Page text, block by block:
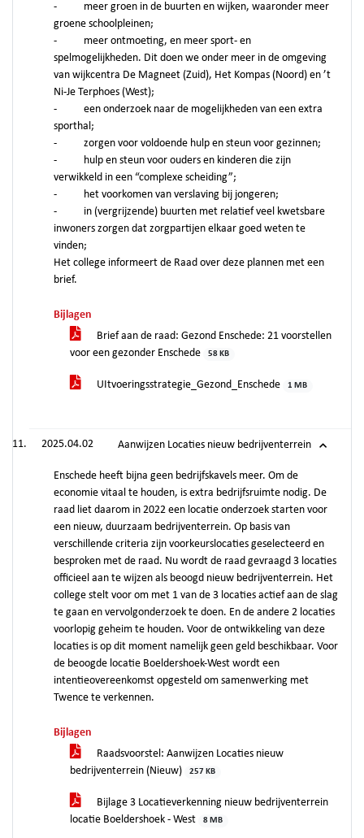
- meer groen in de buurten en wijken, waaronder meer
groene schoolpleinen;
- meer ontmoeting, en meer sport- en
spelmogelijkheden. Dit doen we onder meer in de omgeving
van wijkcentra De Magneet (Zuid), Het Kompas (Noord) en ’t
Ni-Je Terphoes (West);
- een onderzoek naar de mogelijkheden van een extra
sporthal;
- zorgen voor voldoende hulp en steun voor gezinnen;
- hulp en steun voor ouders en kinderen die zijn
verwikkeld in een “complexe scheiding”;
- het voorkomen van verslaving bij jongeren;
- in (vergrijzende) buurten met relatief veel kwetsbare
inwoners zorgen dat zorgpartijen elkaar goed weten te
vinden;
Het college informeert de Raad over deze plannen met een
brief.
Bijlagen
Brief aan de raad: Gezond Enschede: 21 voorstellen
voor een gezonder Enschede
58 KB
UItvoeringsstrategie_Gezond_Enschede 1 MB
2025.04.02 Aanwijzen Locaties nieuw bedrijventerrein
Enschede heeft bijna geen bedrijfskavels meer. Om de
economie vitaal te houden, is extra bedrijfsruimte nodig. De
raad liet daarom in 2022 een locatie onderzoek starten voor
een nieuw, duurzaam bedrijventerrein. Op basis van
verschillende criteria zijn voorkeurslocaties geselecteerd en
besproken met de raad. Nu wordt de raad gevraagd 3 locaties
officieel aan te wijzen als beoogd nieuw bedrijventerrein. Het
college stelt voor om met 1 van de 3 locaties actief aan de slag
te gaan en vervolgonderzoek te doen. En de andere 2 locaties
voorlopig geheim te houden. Voor de ontwikkeling van deze
locaties is op dit moment namelijk geen geld beschikbaar. Voor
de beoogde locatie Boeldershoek-West wordt een
intentieovereenkomst opgesteld om samenwerking met
Twence te verkennen.
Bijlagen
Raadsvoorstel: Aanwijzen Locaties nieuw
bedrijventerrein (Nieuw)
257 KB
Bijlage 3 Locatieverkenning nieuw bedrijventerrein
locatie Boeldershoek - West
8 MB